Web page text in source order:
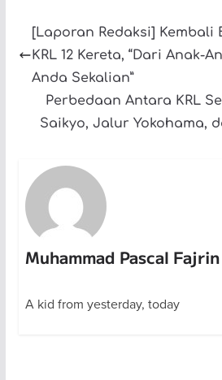
[Laporan Redaksi] Kembali
KRL 12 Kereta, “Dari Anak-
Anda Sekalian”
Perbedaan Antara KRL
Saikyo, Jalur Yokohama,
Muhammad Pascal Fajrin
A kid from yesterday, today